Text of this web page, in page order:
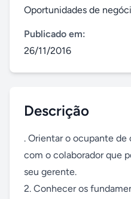
Oportunidades de
Publicado em:
26/11/2016
Descrição
. Orientar o ocupante
com o colaborador que
seu gerente.
2. Conhecer os